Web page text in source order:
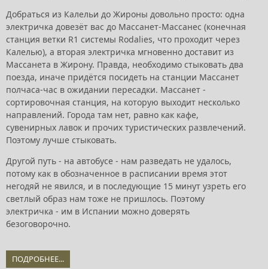
Добраться из Калельи до Жироны довольно просто: одна
электричка довезёт вас до Массанет-Массанес (конечная
станция ветки R1 системы Rodalies, что проходит через
Калелью), а вторая электричка мгновенно доставит из
Массанета в Жирону. Правда, необходимо стыковать два
поезда, иначе придётся посидеть на станции Массанет
полчаса-час в ожидании пересадки. Массанет -
сортировочная станция, на которую выходит несколько
направлений. Города там нет, равно как кафе,
сувенирных лавок и прочих туристических развлечений.
Поэтому лучше стыковать.
Другой путь - на автобусе - нам разведать не удалось,
потому как в обозначенное в расписании время этот
негодяй не явился, и в последующие 15 минут узреть его
светлый образ нам тоже не пришлось. Поэтому
электричка - им в Испании можно доверять
безоговорочно.
ПОДРОБНЕЕ...